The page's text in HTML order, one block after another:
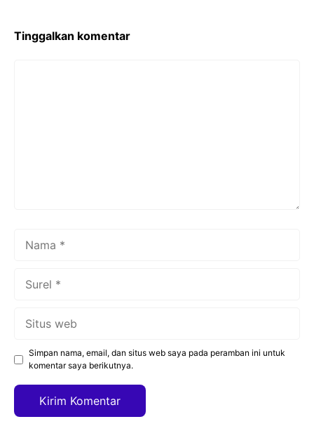
k
Tinggalkan komentar
Simpan nama, email, dan situs web saya pada peramban ini untuk
komentar saya berikutnya.